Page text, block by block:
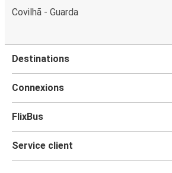
Covilhã - Guarda
Destinations
Connexions
FlixBus
Service client